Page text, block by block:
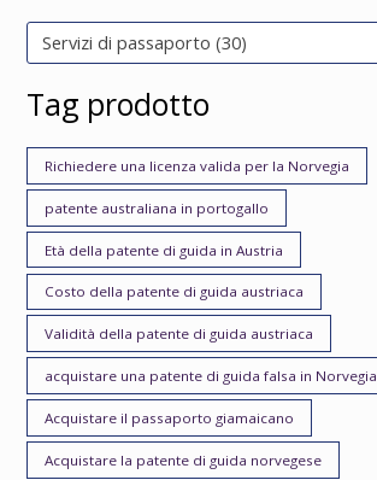
Servizi di passaporto (30)
Tag prodotto
Richiedere una licenza valida per la Norvegia
patente australiana in portogallo
Età della patente di guida in Austria
Costo della patente di guida austriaca
Validità della patente di guida austriaca
acquistare una patente di guida falsa in Norvegia
Acquistare il passaporto giamaicano
Acquistare la patente di guida norvegese